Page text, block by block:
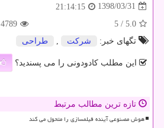
1398/03/31
21:14:15
5.0
/ 5
4789
تگهای خبر:
شركت , طراحی
این مطلب کادودونی را می پسندید؟
تازه ترین مطالب مرتبط
هوش مصنوعی آینده فیلمسازی را متحول می کند